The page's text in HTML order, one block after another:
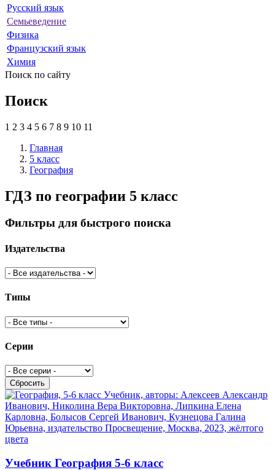
Русский язык
Семьеведение
Физика
Французский язык
Химия
Поиск по сайту
Поиск
1 2 3 4 5 6 7 8 9 10 11
Главная
5 класс
География
ГДЗ по географии 5 класс
Фильтры для быстрого поиска
Издательства
Типы
Серии
Сбросить
Учебник География 5-6 класс